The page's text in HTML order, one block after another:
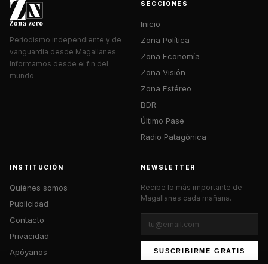
Periodismo independiente y de
vanguardia desde Magallanes.
Informamos desde el fin del
mundo.
SECCIONES
Inicio
Zona Política
Zona Economía
Zona Visión
Zona Estéreo
BDR
Último Pase
Radio Patagónica
INSTITUCIÓN
Quiénes somos
Publicidad
Contacto
Privacidad
Apóyanos
NEWSLETTER
Recibe lo más importante de
Magallanes cada mañana.
SUSCRIBIRME GRATIS